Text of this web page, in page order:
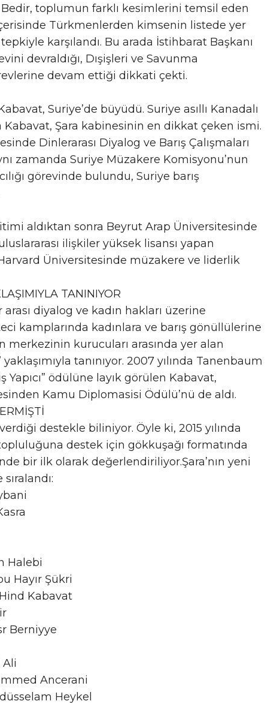
toplumun farklı kesimlerini temsil eden
Türkmenlerden kimsenin listede yer
karşılandı. Bu arada İstihbarat Başkanı
devraldığı, Dışişleri ve Savunma
devam ettiği dikkati çekti.
Suriye’de büyüdü. Suriye asıllı Kanadalı
Şara kabinesinin en dikkat çeken ismi.
Dinlerarası Diyalog ve Barış Çalışmaları
zamanda Suriye Müzakere Komisyonu’nun
görevinde bulundu, Suriye barış
aldıktan sonra Beyrut Arap Üniversitesinde
ilişkiler yüksek lisansı yapan
Üniversitesinde müzakere ve liderlik
TANINIYOR
diyalog ve kadın hakları üzerine
kamplarında kadınlara ve barış gönüllülerine
merkezinin kurucuları arasında yer alan
tanınıyor. 2007 yılında Tanenbaum
Yapıcı” ödülüne layık görülen Kabavat,
Kamu Diplomasisi Ödülü’nü de aldı.
destekle biliniyor. Öyle ki, 2015 yılında
destek için gökkuşağı formatında
bir ilk olarak değerlendiriliyor.Şara’nın yeni
Halebi
Hayır Şükri
Kabavat
Berniyye
Ali
Ancerani
Heykel